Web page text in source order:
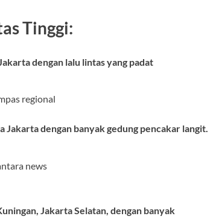
Tinggi:
dengan lalu lintas yang padat
regional
Jakarta dengan banyak gedung pencakar langit.
news
Jakarta Selatan, dengan banyak